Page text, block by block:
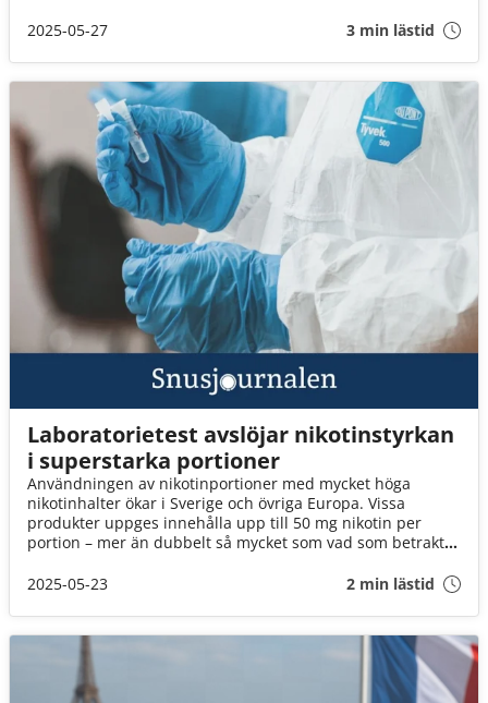
– och framtiden för vitt snus är långt ifrån självklar.
2025-05-27 3 min lästid
Laboratorietest avslöjar nikotinstyrkan
i superstarka portioner
Användningen av nikotinportioner med mycket höga
nikotinhalter ökar i Sverige och övriga Europa. Vissa
produkter uppges innehålla upp till 50 mg nikotin per
portion – mer än dubbelt så mycket som vad som betraktas
2025-05-23
2 min lästid